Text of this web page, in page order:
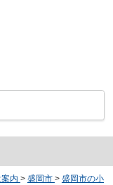
内 > 盛岡市 > 盛岡市の小